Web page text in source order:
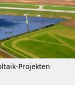
Projekten